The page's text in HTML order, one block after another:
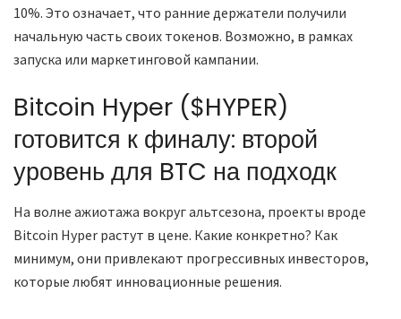
10%. Это означает, что ранние держатели получили
начальную часть своих токенов. Возможно, в рамках
запуска или маркетинговой кампании.
Bitcoin Hyper ($HYPER)
готовится к финалу: второй
уровень для BTC на подходк
На волне ажиотажа вокруг альтсезона, проекты вроде
Bitcoin Hyper растут в цене. Какие конкретно? Как
минимум, они привлекают прогрессивных инвесторов,
которые любят инновационные решения.